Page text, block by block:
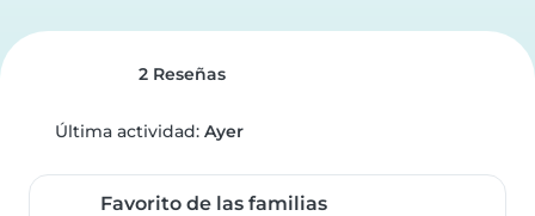
2 Reseñas
Última actividad: Ayer
Favorito de las familias